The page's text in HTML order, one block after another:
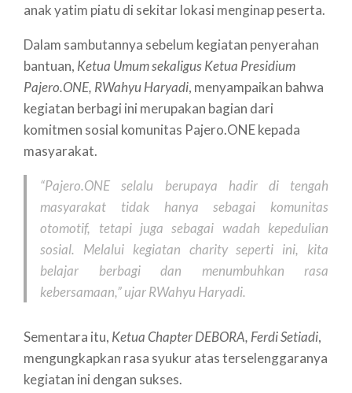
anak yatim piatu di sekitar lokasi menginap peserta.
Dalam sambutannya sebelum kegiatan penyerahan
bantuan, Ketua Umum sekaligus Ketua Presidium
Pajero.ONE, RWahyu Haryadi, menyampaikan bahwa
kegiatan berbagi ini merupakan bagian dari
komitmen sosial komunitas Pajero.ONE kepada
masyarakat.
“Pajero.ONE selalu berupaya hadir di tengah
masyarakat tidak hanya sebagai komunitas
otomotif, tetapi juga sebagai wadah kepedulian
sosial. Melalui kegiatan charity seperti ini, kita
belajar berbagi dan menumbuhkan rasa
kebersamaan,” ujar RWahyu Haryadi.
Sementara itu, Ketua Chapter DEBORA, Ferdi Setiadi,
mengungkapkan rasa syukur atas terselenggaranya
kegiatan ini dengan sukses.